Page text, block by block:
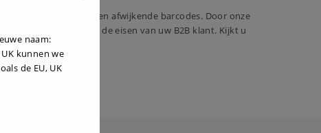
paklijsten per doos en afwijkende barcodes. Door onze
u regelen volgens de eisen van uw B2B klant. Kijkt u
naam:
kunnen we
de EU, UK